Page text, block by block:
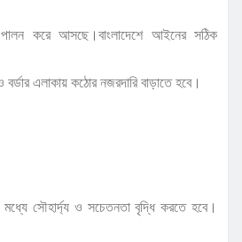
করে আসছে।বাংলাদেশে আইনের সঠিক
বর্ডার এলাকায় কঠোর নজরদারি বাড়াতে হবে।
সৌহার্দ্য ও সচেতনতা বৃদ্ধি করতে হবে।